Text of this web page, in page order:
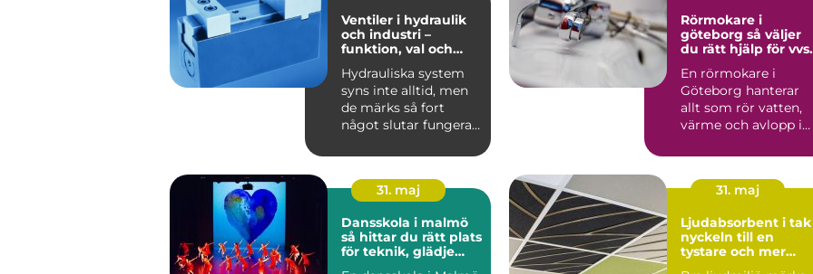
Ventiler i hydraulik
och industri –
funktion, val och
Hydrauliska system
syns inte alltid, men
de märks så fort
något slutar fungera.
Rörmokare i
göteborg så väljer
du rätt hjälp för vvs
En rörmokare i
Göteborg hanterar
allt som rör vatten,
värme och avlopp i
lägenheter och...
31. maj
Dansskola i malmö
så hittar du rätt plats
för teknik, glädje
31. maj
Ljudabsorbent i tak
nyckeln till en
tystare och mer